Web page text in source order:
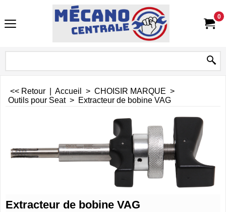
0
<< Retour Accueil > CHOISIR MARQUE >
Outils pour Seat> Extracteur de bobine VAG
Extracteur de bobine VAG